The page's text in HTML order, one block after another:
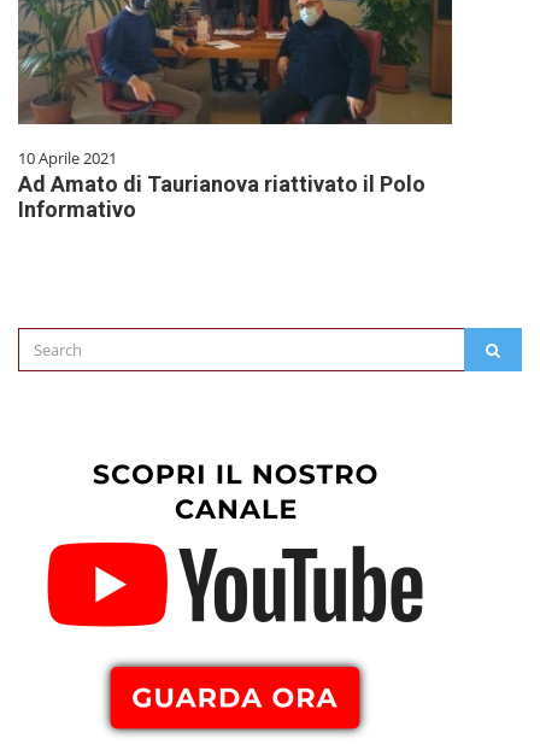
10 Aprile 2021
Ad Amato di Taurianova riattivato il Polo
Informativo
Search
for: